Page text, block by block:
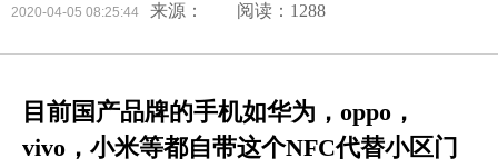
2020-04-05 08:25:44 来源： 阅读：1288
目前国产品牌的手机如华为，oppo，
vivo，小米等都自带这个NFC代替小区门